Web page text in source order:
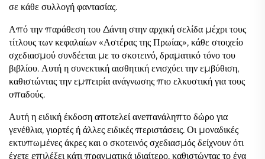
σε κάθε συλλογή φαντασίας.
Από την παράθεση του Δάντη στην αρχική σελίδα μέχρι τους
τίτλους των κεφαλαίων «Αστέρας της Πρωίας», κάθε στοιχείο
σχεδιασμού συνδέεται με το σκοτεινό, δραματικό τόνο του
βιβλίου. Αυτή η συνεκτική αισθητική ενισχύει την εμβύθιση,
καθιστώντας την εμπειρία ανάγνωσης πιο ελκυστική για τους
οπαδούς.
Αυτή η ειδική έκδοση αποτελεί ανεπανάληπτο δώρο για
γενέθλια, γιορτές ή άλλες ειδικές περιστάσεις. Οι μοναδικές
εκτυπωμένες άκρες και ο σκοτεινός σχεδιασμός δείχνουν ότι
έχετε επιλέξει κάτι πραγματικά ιδιαίτερο, καθιστώντας το ένα